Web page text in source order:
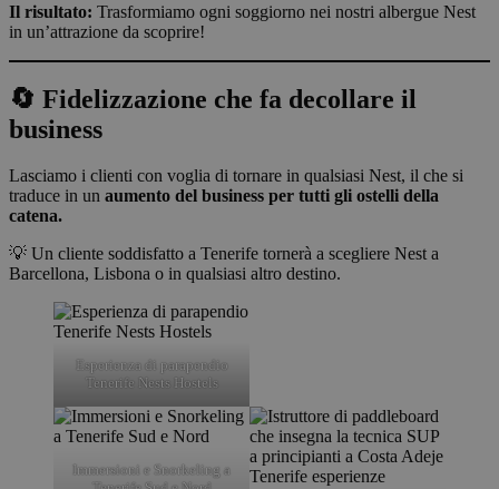
Il risultato: Trasformiamo ogni soggiorno nei nostri albergue Nest
in un’attrazione da scoprire!
🔄 Fidelizzazione che fa decollare il
business
Lasciamo i clienti con voglia di tornare in qualsiasi Nest, il che si
traduce in un aumento del business per tutti gli ostelli della
catena.
💡 Un cliente soddisfatto a Tenerife tornerà a scegliere Nest a
Barcellona, Lisbona o in qualsiasi altro destino.
Esperienza di parapendio
Tenerife Nests Hostels
Immersioni e Snorkeling a